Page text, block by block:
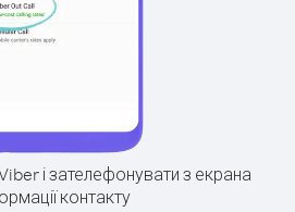
і зателефонувати з екрана
контакту